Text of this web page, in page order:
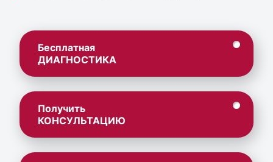
Бесплатная
ДИАГНОСТИКА
Получить
КОНСУЛЬТАЦИЮ